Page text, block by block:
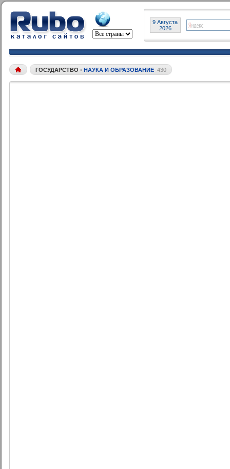
9 Августа
2026
ГОСУДАРСТВО • НАУКА И ОБРАЗОВАНИЕ 430